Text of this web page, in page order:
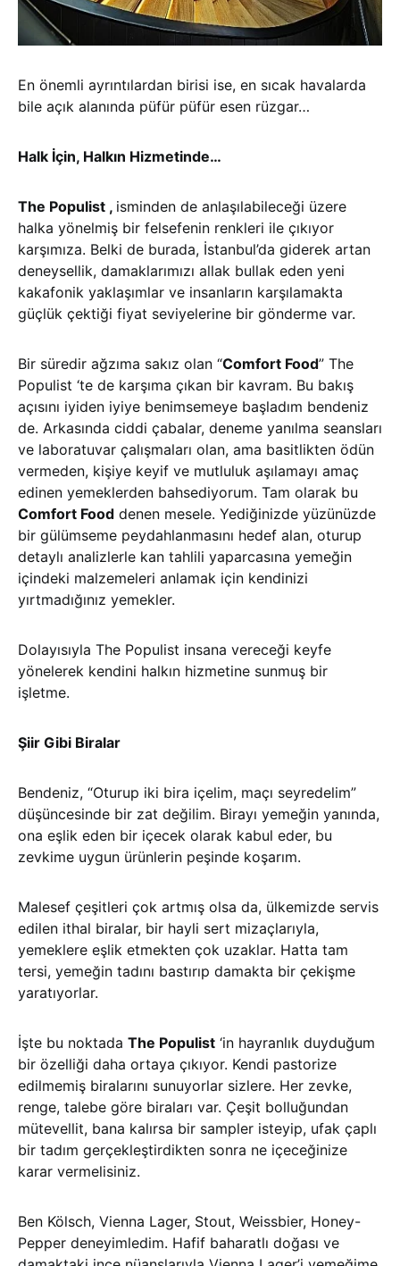
En önemli ayrıntılardan birisi ise, en sıcak havalarda
bile açık alanında püfür püfür esen rüzgar…
Halk İçin, Halkın Hizmetinde…
The Populist , isminden de anlaşılabileceği üzere
halka yönelmiş bir felsefenin renkleri ile çıkıyor
karşımıza. Belki de burada, İstanbul’da giderek artan
deneysellik, damaklarımızı allak bullak eden yeni
kakafonik yaklaşımlar ve insanların karşılamakta
güçlük çektiği fiyat seviyelerine bir gönderme var.
Bir süredir ağzıma sakız olan “Comfort Food” The
Populist ‘te de karşıma çıkan bir kavram. Bu bakış
açısını iyiden iyiye benimsemeye başladım bendeniz
de. Arkasında ciddi çabalar, deneme yanılma seansları
ve laboratuvar çalışmaları olan, ama basitlikten ödün
vermeden, kişiye keyif ve mutluluk aşılamayı amaç
edinen yemeklerden bahsediyorum. Tam olarak bu
Comfort Food denen mesele. Yediğinizde yüzünüzde
bir gülümseme peydahlanmasını hedef alan, oturup
detaylı analizlerle kan tahlili yaparcasına yemeğin
içindeki malzemeleri anlamak için kendinizi
yırtmadığınız yemekler.
Dolayısıyla The Populist insana vereceği keyfe
yönelerek kendini halkın hizmetine sunmuş bir
işletme.
Şiir Gibi Biralar
Bendeniz, “Oturup iki bira içelim, maçı seyredelim”
düşüncesinde bir zat değilim. Birayı yemeğin yanında,
ona eşlik eden bir içecek olarak kabul eder, bu
zevkime uygun ürünlerin peşinde koşarım.
Malesef çeşitleri çok artmış olsa da, ülkemizde servis
edilen ithal biralar, bir hayli sert mizaçlarıyla,
yemeklere eşlik etmekten çok uzaklar. Hatta tam
tersi, yemeğin tadını bastırıp damakta bir çekişme
yaratıyorlar.
İşte bu noktada The Populist ‘in hayranlık duyduğum
bir özelliği daha ortaya çıkıyor. Kendi pastorize
edilmemiş biralarını sunuyorlar sizlere. Her zevke,
renge, talebe göre biraları var. Çeşit bolluğundan
mütevellit, bana kalırsa bir sampler isteyip, ufak çaplı
bir tadım gerçekleştirdikten sonra ne içeceğinize
karar vermelisiniz.
Ben Kölsch, Vienna Lager, Stout, Weissbier, Honey-
Pepper deneyimledim. Hafif baharatlı doğası ve